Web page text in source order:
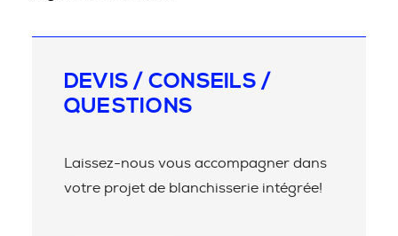
DEVIS / CONSEILS /
QUESTIONS
Laissez-nous vous accompagner dans
votre projet de blanchisserie intégrée!